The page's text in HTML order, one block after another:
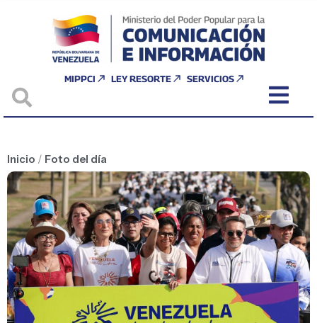
MIPPCI LEY RESORTE SERVICIOS
Inicio / Foto del día